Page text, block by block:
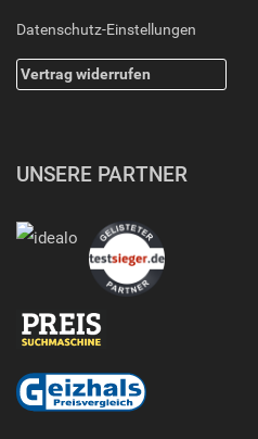
Datenschutz-Einstellungen
Vertrag widerrufen
UNSERE PARTNER